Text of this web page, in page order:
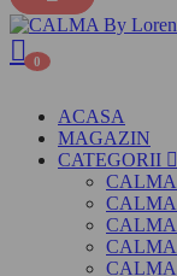
0
ACASA
MAGAZIN
CATEGORII
CALMA
CALMA
CALMA